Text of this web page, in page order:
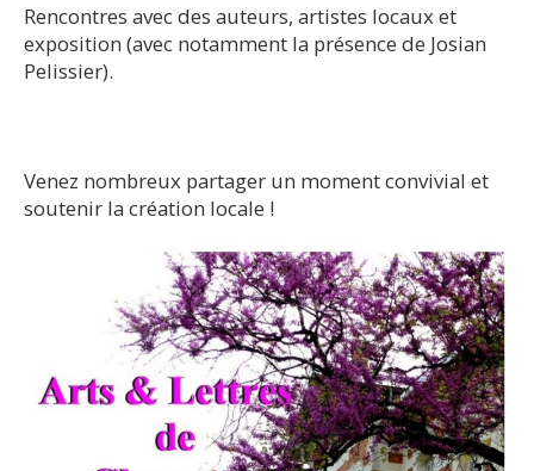
Rencontres avec des auteurs, artistes locaux et
exposition (avec notamment la présence de Josian
Pelissier).
​Venez nombreux partager un moment convivial et
soutenir la création locale !